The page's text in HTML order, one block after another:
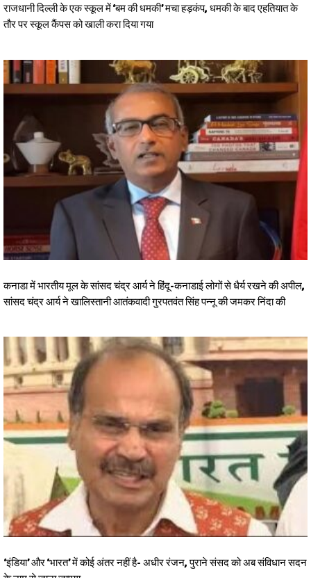
राजधानी दिल्ली के एक स्कूल में ‘बम की धमकी’ मचा हड़कंप, धमकी के बाद एहतियात के
तौर पर स्कूल कैंपस को खाली करा दिया गया
कनाडा में भारतीय मूल के सांसद चंद्र आर्य ने हिंदू-कनाडाई लोगों से धैर्य रखने की अपील,
सांसद चंद्र आर्य ने खालिस्तानी आतंकवादी गुरपतवंत सिंह पन्नू की जमकर निंदा की
‘इंडिया’ और ‘भारत’ में कोई अंतर नहीं है- अधीर रंजन, पुराने संसद को अब संविधान सदन